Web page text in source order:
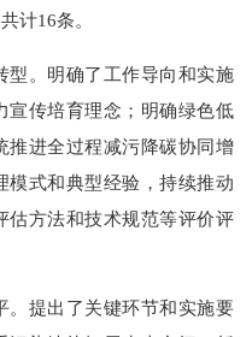
计16条。
。明确了工作导向和实施
宣传培育理念；明确绿色低
推进全过程减污降碳协同增
模式和典型经验，持续推动
估方法和技术规范等评价评
提出了关键环节和实施要